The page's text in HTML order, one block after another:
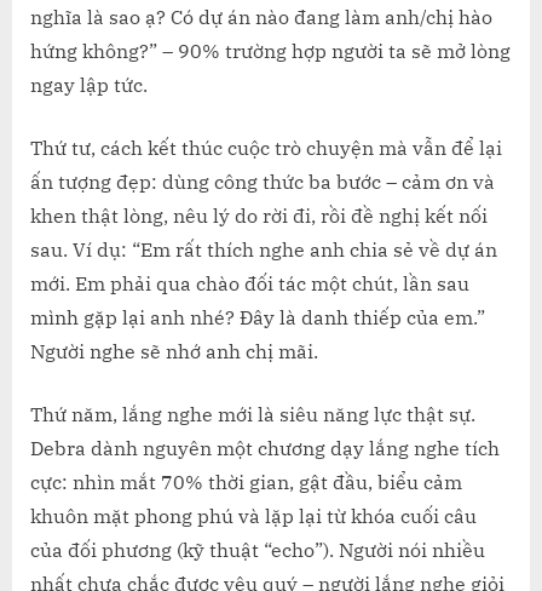
nghĩa là sao ạ? Có dự án nào đang làm anh/chị hào
hứng không?” – 90% trường hợp người ta sẽ mở lòng
ngay lập tức.
Thứ tư, cách kết thúc cuộc trò chuyện mà vẫn để lại
ấn tượng đẹp: dùng công thức ba bước – cảm ơn và
khen thật lòng, nêu lý do rời đi, rồi đề nghị kết nối
sau. Ví dụ: “Em rất thích nghe anh chia sẻ về dự án
mới. Em phải qua chào đối tác một chút, lần sau
mình gặp lại anh nhé? Đây là danh thiếp của em.”
Người nghe sẽ nhớ anh chị mãi.
Thứ năm, lắng nghe mới là siêu năng lực thật sự.
Debra dành nguyên một chương dạy lắng nghe tích
cực: nhìn mắt 70% thời gian, gật đầu, biểu cảm
khuôn mặt phong phú và lặp lại từ khóa cuối câu
của đối phương (kỹ thuật “echo”). Người nói nhiều
nhất chưa chắc được yêu quý – người lắng nghe giỏi